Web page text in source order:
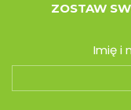
ZOSTAW
Imię i